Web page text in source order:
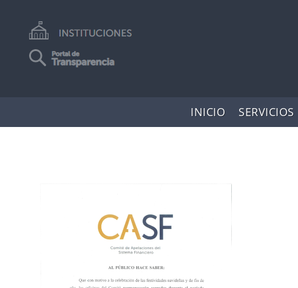
INICIO SERVICIOS